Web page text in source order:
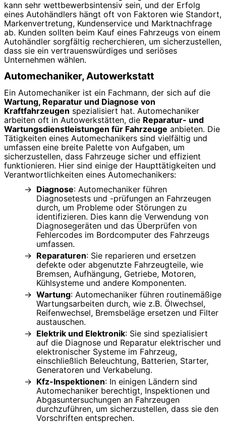
kann sehr wettbewerbsintensiv sein, und der Erfolg
eines Autohändlers hängt oft von Faktoren wie Standort,
Markenvertretung, Kundenservice und Marktnachfrage
ab. Kunden sollten beim Kauf eines Fahrzeugs von einem
Autohändler sorgfältig recherchieren, um sicherzustellen,
dass sie ein vertrauenswürdiges und seriöses
Unternehmen wählen.
Automechaniker, Autowerkstatt
Ein Automechaniker ist ein Fachmann, der sich auf die
Wartung, Reparatur und Diagnose von
Kraftfahrzeugen spezialisiert hat. Automechaniker
arbeiten oft in Autowerkstätten, die Reparatur- und
Wartungsdienstleistungen für Fahrzeuge anbieten. Die
Tätigkeiten eines Automechanikers sind vielfältig und
umfassen eine breite Palette von Aufgaben, um
sicherzustellen, dass Fahrzeuge sicher und effizient
funktionieren. Hier sind einige der Haupttätigkeiten und
Verantwortlichkeiten eines Automechanikers:
Diagnose: Automechaniker führen
Diagnosetests und -prüfungen an Fahrzeugen
durch, um Probleme oder Störungen zu
identifizieren. Dies kann die Verwendung von
Diagnosegeräten und das Überprüfen von
Fehlercodes im Bordcomputer des Fahrzeugs
umfassen.
Reparaturen: Sie reparieren und ersetzen
defekte oder abgenutzte Fahrzeugteile, wie
Bremsen, Aufhängung, Getriebe, Motoren,
Kühlsysteme und andere Komponenten.
Wartung: Automechaniker führen routinemäßige
Wartungsarbeiten durch, wie z.B. Ölwechsel,
Reifenwechsel, Bremsbeläge ersetzen und Filter
austauschen.
Elektrik und Elektronik: Sie sind spezialisiert
auf die Diagnose und Reparatur elektrischer und
elektronischer Systeme im Fahrzeug,
einschließlich Beleuchtung, Batterien, Starter,
Generatoren und Verkabelung.
Kfz-Inspektionen: In einigen Ländern sind
Automechaniker berechtigt, Inspektionen und
Abgasuntersuchungen an Fahrzeugen
durchzuführen, um sicherzustellen, dass sie den
Vorschriften entsprechen.